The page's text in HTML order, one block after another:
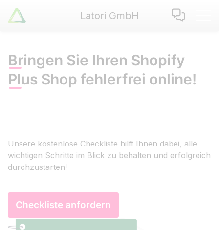
Latori GmbH Latori GmbH
Referenzen
Zertifikate
Use Cases
Blog
Bringen Sie Ihren Shopify
Plus Shop fehlerfrei online!
Unsere kostenlose Checkliste hilft Ihnen dabei, alle
wichtigen Schritte im Blick zu behalten und erfolgreich
durchzustarten!
Checkliste anfordern